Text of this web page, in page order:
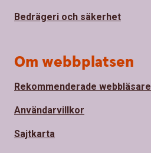
Bedrägeri och säkerhet
Om webbplatsen
Rekommenderade webbläsare
Användarvillkor
Sajtkarta